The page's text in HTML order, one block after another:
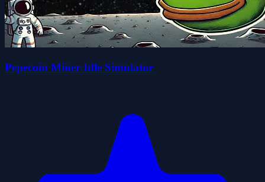
Pepecoin Miner Idle Simulator